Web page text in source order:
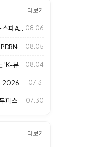
더보기
08.06
08.05
뇌 피로 해소와 객단가 상승을 이끄는 'K-뷰티 헤드스파 & 웰니스 라운지' 성… 08.04
07.31
07.30
더보기